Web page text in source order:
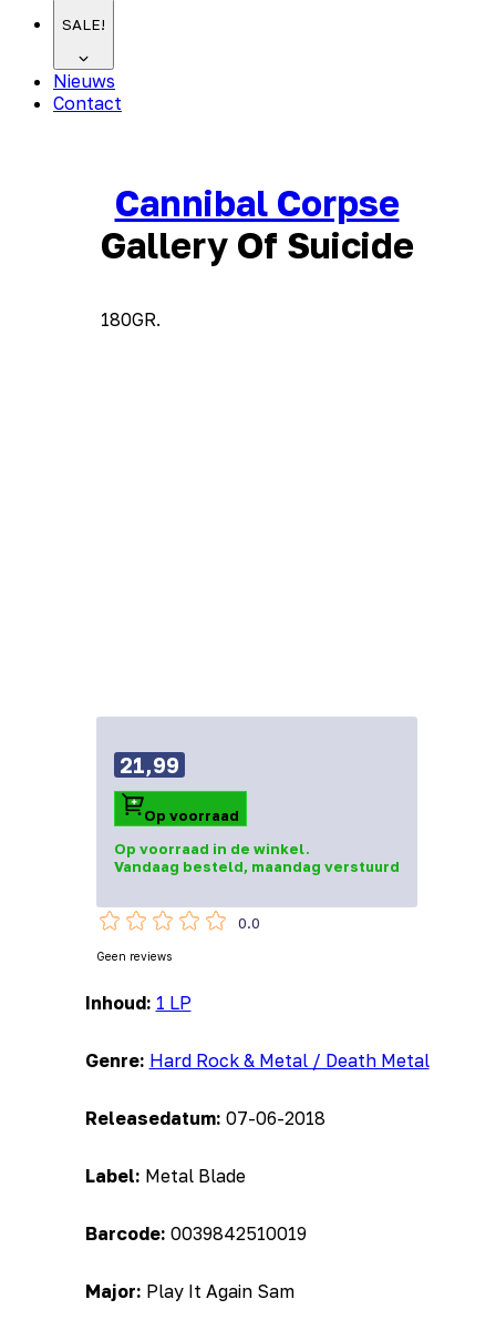
SALE!
Nieuws
Contact
Cannibal Corpse
Gallery Of Suicide
180GR.
Inhoud: 1 LP
Genre: Hard Rock & Metal / Death Metal
Releasedatum: 07-06-2018
Label: Metal Blade
Barcode: 0039842510019
Major: Play It Again Sam
21,99
Op voorraad
Op voorraad in de winkel.
Vandaag besteld, maandag verstuurd
0.0
Geen reviews